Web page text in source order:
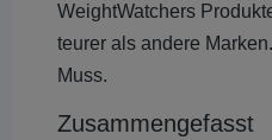
WeightWatchers
teurer als andere
Muss.
Zusammengefasst